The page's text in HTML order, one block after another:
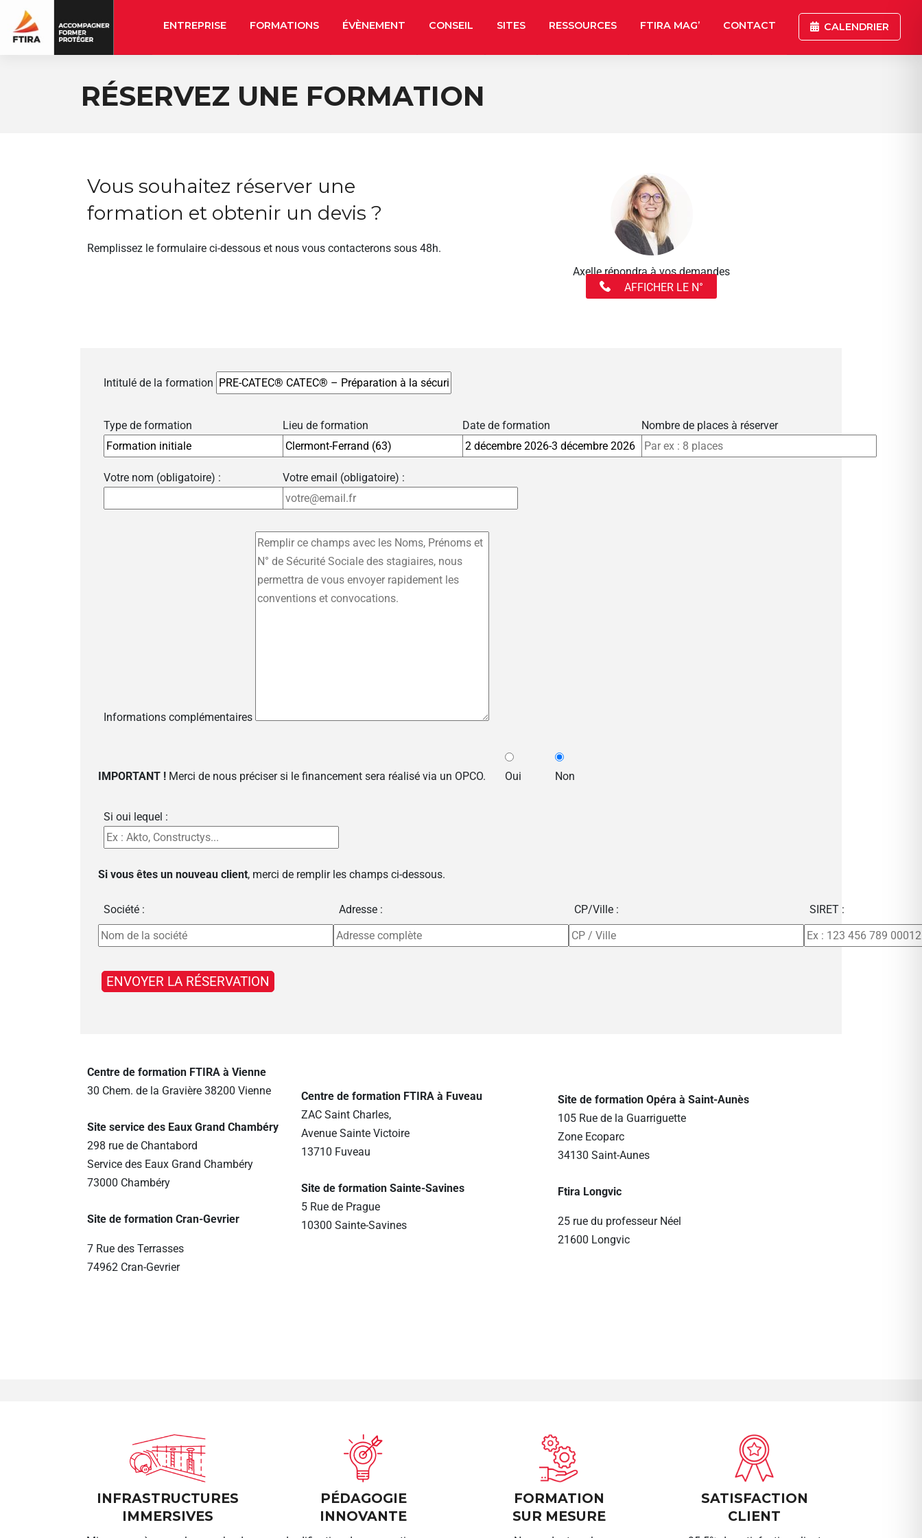
ENTREPRISE FORMATIONS ÉVÈNEMENT CONSEIL SITES RESSOURCES FTIRA MAG’ CONTACT CALENDRIER
RÉSERVEZ UNE FORMATION
Vous souhaitez réserver une
formation et obtenir un devis ?
Remplissez le formulaire ci-dessous et nous vous contacterons sous 48h.
Axelle répondra à vos demandes
AFFICHER LE N°
Intitulé de la formation
Type de formation Lieu de formation Date de formation Nombre de places à réserver
Votre nom (obligatoire) : Votre email (obligatoire) :
Informations complémentaires
IMPORTANT ! Merci de nous préciser si le financement sera réalisé via un OPCO. Oui Non
Si oui lequel :
Si vous êtes un nouveau client, merci de remplir les champs ci-dessous.
Société : Adresse : CP/Ville : SIRET :
Centre de formation FTIRA à Vienne
30 Chem. de la Gravière 38200 Vienne
Site service des Eaux Grand Chambéry
298 rue de Chantabord
Service des Eaux Grand Chambéry
73000 Chambéry
Site de formation Cran-Gevrier
7 Rue des Terrasses
74962 Cran-Gevrier
Centre de formation FTIRA à Fuveau
ZAC Saint Charles,
Avenue Sainte Victoire
13710 Fuveau
Site de formation Sainte-Savines
5 Rue de Prague
10300 Sainte-Savines
Site de formation Opéra à Saint-Aunès
105 Rue de la Guarriguette
Zone Ecoparc
34130 Saint-Aunes
Ftira Longvic
25 rue du professeur Néel
21600 Longvic
INFRASTRUCTURES
IMMERSIVES
PÉDAGOGIE
INNOVANTE
FORMATION
SUR MESURE
SATISFACTION
CLIENT